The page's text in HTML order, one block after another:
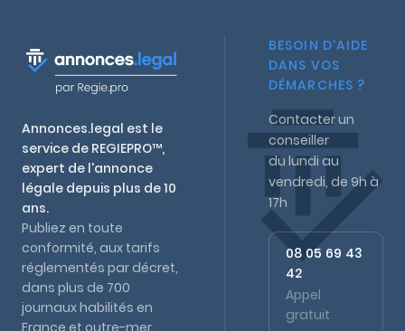
Annonces.legal est le
service de REGIEPRO™,
expert de l'annonce
légale depuis plus de 10
ans.
Publiez en toute
conformité, aux tarifs
réglementés par décret,
dans plus de 700
journaux habilités en
France et outre-mer.
BESOIN D'AIDE
DANS VOS
DÉMARCHES ?
Contacter un
conseiller
du lundi au
vendredi, de 9h à
17h
08 05 69 43
42
Appel
gratuit